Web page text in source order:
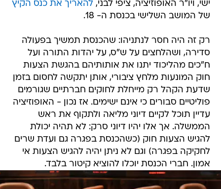
ישי, ויו"ר האופוזיציה, ציפי לבני,להאריך את כנס הקיץ
של המושב השלישי בכנסת ה- 18.
רק זה היה חסר לנתניהו: שהכנסת תמשיך בפעולה
סדירה, ושהלחצים על ש"ס, על יהדות התורה ועל
ח"כים מהליכוד יתנו את אותותיהם בהגשת הצעות
חוק המונעות מלחץ ציבורי, אותן יתקשה לחסום בזמן
שדעת הקהל רק מייחלת לחוקים חברתיים שגורמים
פוליטיים סבורים כי אינם ישימים. אז נכון - האופוזיציה
עדיין תוכל לקיים דיוני מליאה ולתקוף את ראש
הממשלה. אך אלו יהיו דיוני סרק: לא תהיה יכולת
להגיש הצעות חוק (כשהכנסת בפגרה גם ועדת שרים
לחקיקה בפגרה) וגם לא ניתן יהיה להגיש הצעות אי
אמון. חברי הכנסת יוכלו להוציא קיטור בלבד.